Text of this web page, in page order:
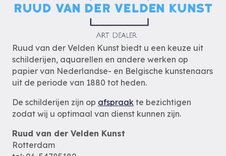
Ruud van der Velden Kunst biedt u een keuze uit
schilderijen, aquarellen en andere werken op
papier van Nederlandse- en Belgische kunstenaars
uit de periode van 1880 tot heden.
De schilderijen zijn op afspraak te bezichtigen
zodat wij u optimaal van dienst kunnen zijn.
Ruud van der Velden Kunst
Rotterdam